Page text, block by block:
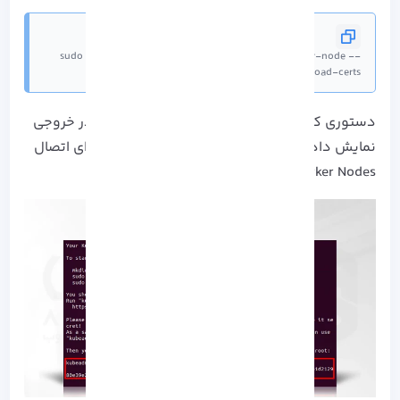
sudo kubeadm init --control-plane-endpoint=master-node --
upload-certs
دستوری که به عنوان یک فرمان Kubeadm Join در خروجی
نمایش داده می شود را یادداشت کرده و از آن برای اتصال
Worker Nodes به The Cluster استفاده کنید.